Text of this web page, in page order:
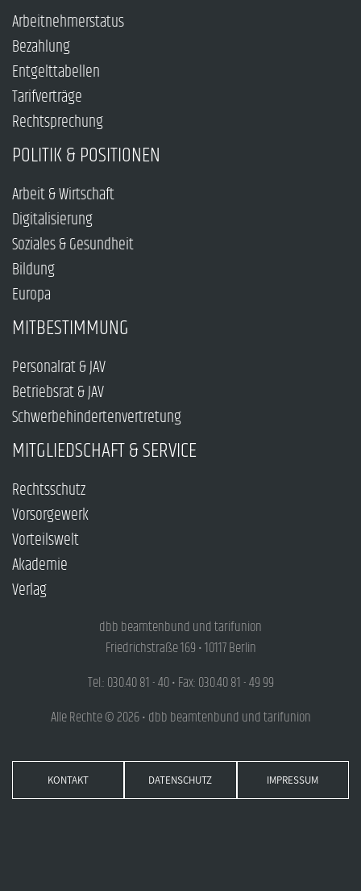
Arbeitnehmerstatus
Bezahlung
Entgelttabellen
Tarifverträge
Rechtsprechung
POLITIK & POSITIONEN
Arbeit & Wirtschaft
Digitalisierung
Soziales & Gesundheit
Bildung
Europa
MITBESTIMMUNG
Personalrat & JAV
Betriebsrat & JAV
Schwerbehindertenvertretung
MITGLIEDSCHAFT & SERVICE
Rechtsschutz
Vorsorgewerk
Vorteilswelt
Akademie
Verlag
dbb beamtenbund und tarifunion
Friedrichstraße 169 • 10117 Berlin
Tel.: 030.40 81 - 40 • Fax: 030.40 81 - 49 99
Alle Rechte © 2026 • dbb beamtenbund und tarifunion
KONTAKT DATENSCHUTZ IMPRESSUM